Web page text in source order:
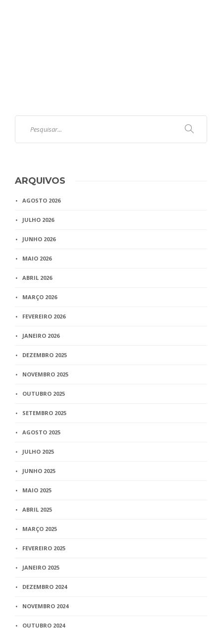
ARQUIVOS
AGOSTO 2026
JULHO 2026
JUNHO 2026
MAIO 2026
ABRIL 2026
MARÇO 2026
FEVEREIRO 2026
JANEIRO 2026
DEZEMBRO 2025
NOVEMBRO 2025
OUTUBRO 2025
SETEMBRO 2025
AGOSTO 2025
JULHO 2025
JUNHO 2025
MAIO 2025
ABRIL 2025
MARÇO 2025
FEVEREIRO 2025
JANEIRO 2025
DEZEMBRO 2024
NOVEMBRO 2024
OUTUBRO 2024